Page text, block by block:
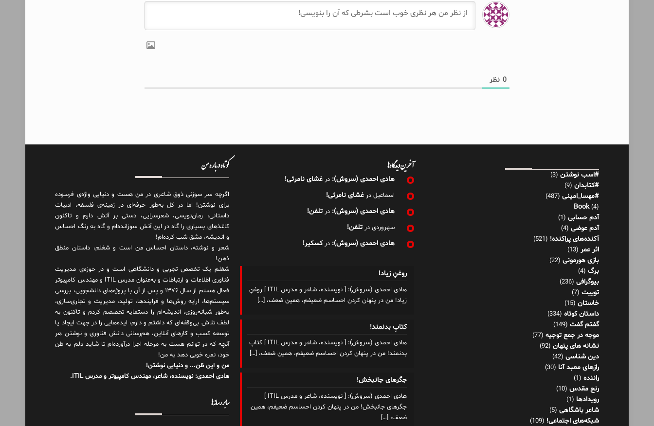
0نظر
#اسب نوشتن (3)
#کتابدان (9)
#مهسا_امینی (487)
Book(4)
آدم حسابی (1)
آدم عوضی (4)
آکنده‌های پراکنده! (521)
اثر عمر (13)
بازی هورمونی (22)
برگ (4)
بیوگرافی (236)
توییت (7)
خاستان (15)
داستان کوتاه (334)
گفتم گفت (149)
موجه در جمع توجیه (77)
نشانه های پنهان (92)
دین شناسی (42)
رازهای معبد آنا (30)
راننده (1)
رنج مقدس (10)
رویدادها (1)
شاعر باشگاهی (5)
شبکه‌های اجتماعی! (109)
آخرین دیدگاه‌ها
هادی احمدی (سروش): درغشای نامرئی!
اسماعیل درغشای نامرئی!
هادی احمدی (سروش): درتلفن!
سهروردی درتلفن!
هادی احمدی (سروش): درکسکیر!
روغنِ زیاد!
هادی احمدی (سروش): [ نویسنده، شاعر و مدرس ITIL ] روغنِ
زیاد! من در پنهان کردن احساسم ضعیفم، همین ضعف، […]
کتابِ بدنمند!
هادی احمدی (سروش): [ نویسنده، شاعر و مدرس ITIL ] کتابِ
بدنمند! من در پنهان کردن احساسم ضعیفم، همین ضعف، […]
جگرهای جانبخش!
هادی احمدی (سروش): [ نویسنده، شاعر و مدرس ITIL ]
جگرهای جانبخش! من در پنهان کردن احساسم ضعیفم، همین
ضعف، […]
کوتاه درباره من
اگرچه سر سوزنی ذوق شاعری در من هست و دنیایی واژه‌‌ی فرسوده
برای نوشتن! اما در کل به‌طور حرفه‌ای در زمینه‌ی فلسفه، ادبیات
داستانی، رمان‌نویسی، شعرسرایی، دستی بر آتش دارم و تاکنون
کاغذهای بسیاری را گاه در این آتش سوزانده‌ام و گاه به رنگ احساس
و اندیشه، مشق شب کرده‌ام!
شعر و نوشته، داستان احساس من است و شغلم، داستان منطق
ذهن!
شغلم یک تخصص تجربی و دانشگاهی است و در حوزه‌ی مدیریت
فناوری اطلاعات و ارتباطات و به‌عنوان مدرس ITIL و مهندس کامپیوتر
فعال هستم از سال ۱۳۷۶ و پس از آن با پروژه‌های دانشجویی، بررسی
سیستم‌ها، ارایه روش‌ها و فرایندها، تولید، مدیریت و تجاری‌سازی،
به‌طور شبانه‌روزی، اندیشه‌ام را دستمایه تخصصم کردم و تاکنون به
لطف تلاش بی‌وقفه‌ای که داشتم و دارم، اید‌ه‌هایی را در جهت ایجاد یا
توسعه کسب و کارهای آنلاین، هم‌رسانی دانش فناوری و نوشتن هر
آنچه که در توانم هست به مرحله اجرا درآورده‌ام تا شاید دلم به ظن
خود، نمره خوبی دهد به من!
من و این ظن... و دنیایی نوشتن!
هادی احمدی: نویسنده، شاعر، مهندس کامپیوتر و مدرس ITIL.
سایر رسانه‌ها